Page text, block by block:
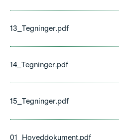
13_Tegninger.pdf
14_Tegninger.pdf
15_Tegninger.pdf
01_Hoveddokument.pdf